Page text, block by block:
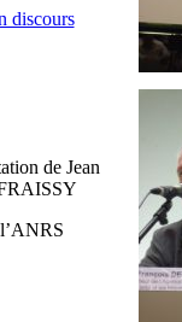
discours
de Jean